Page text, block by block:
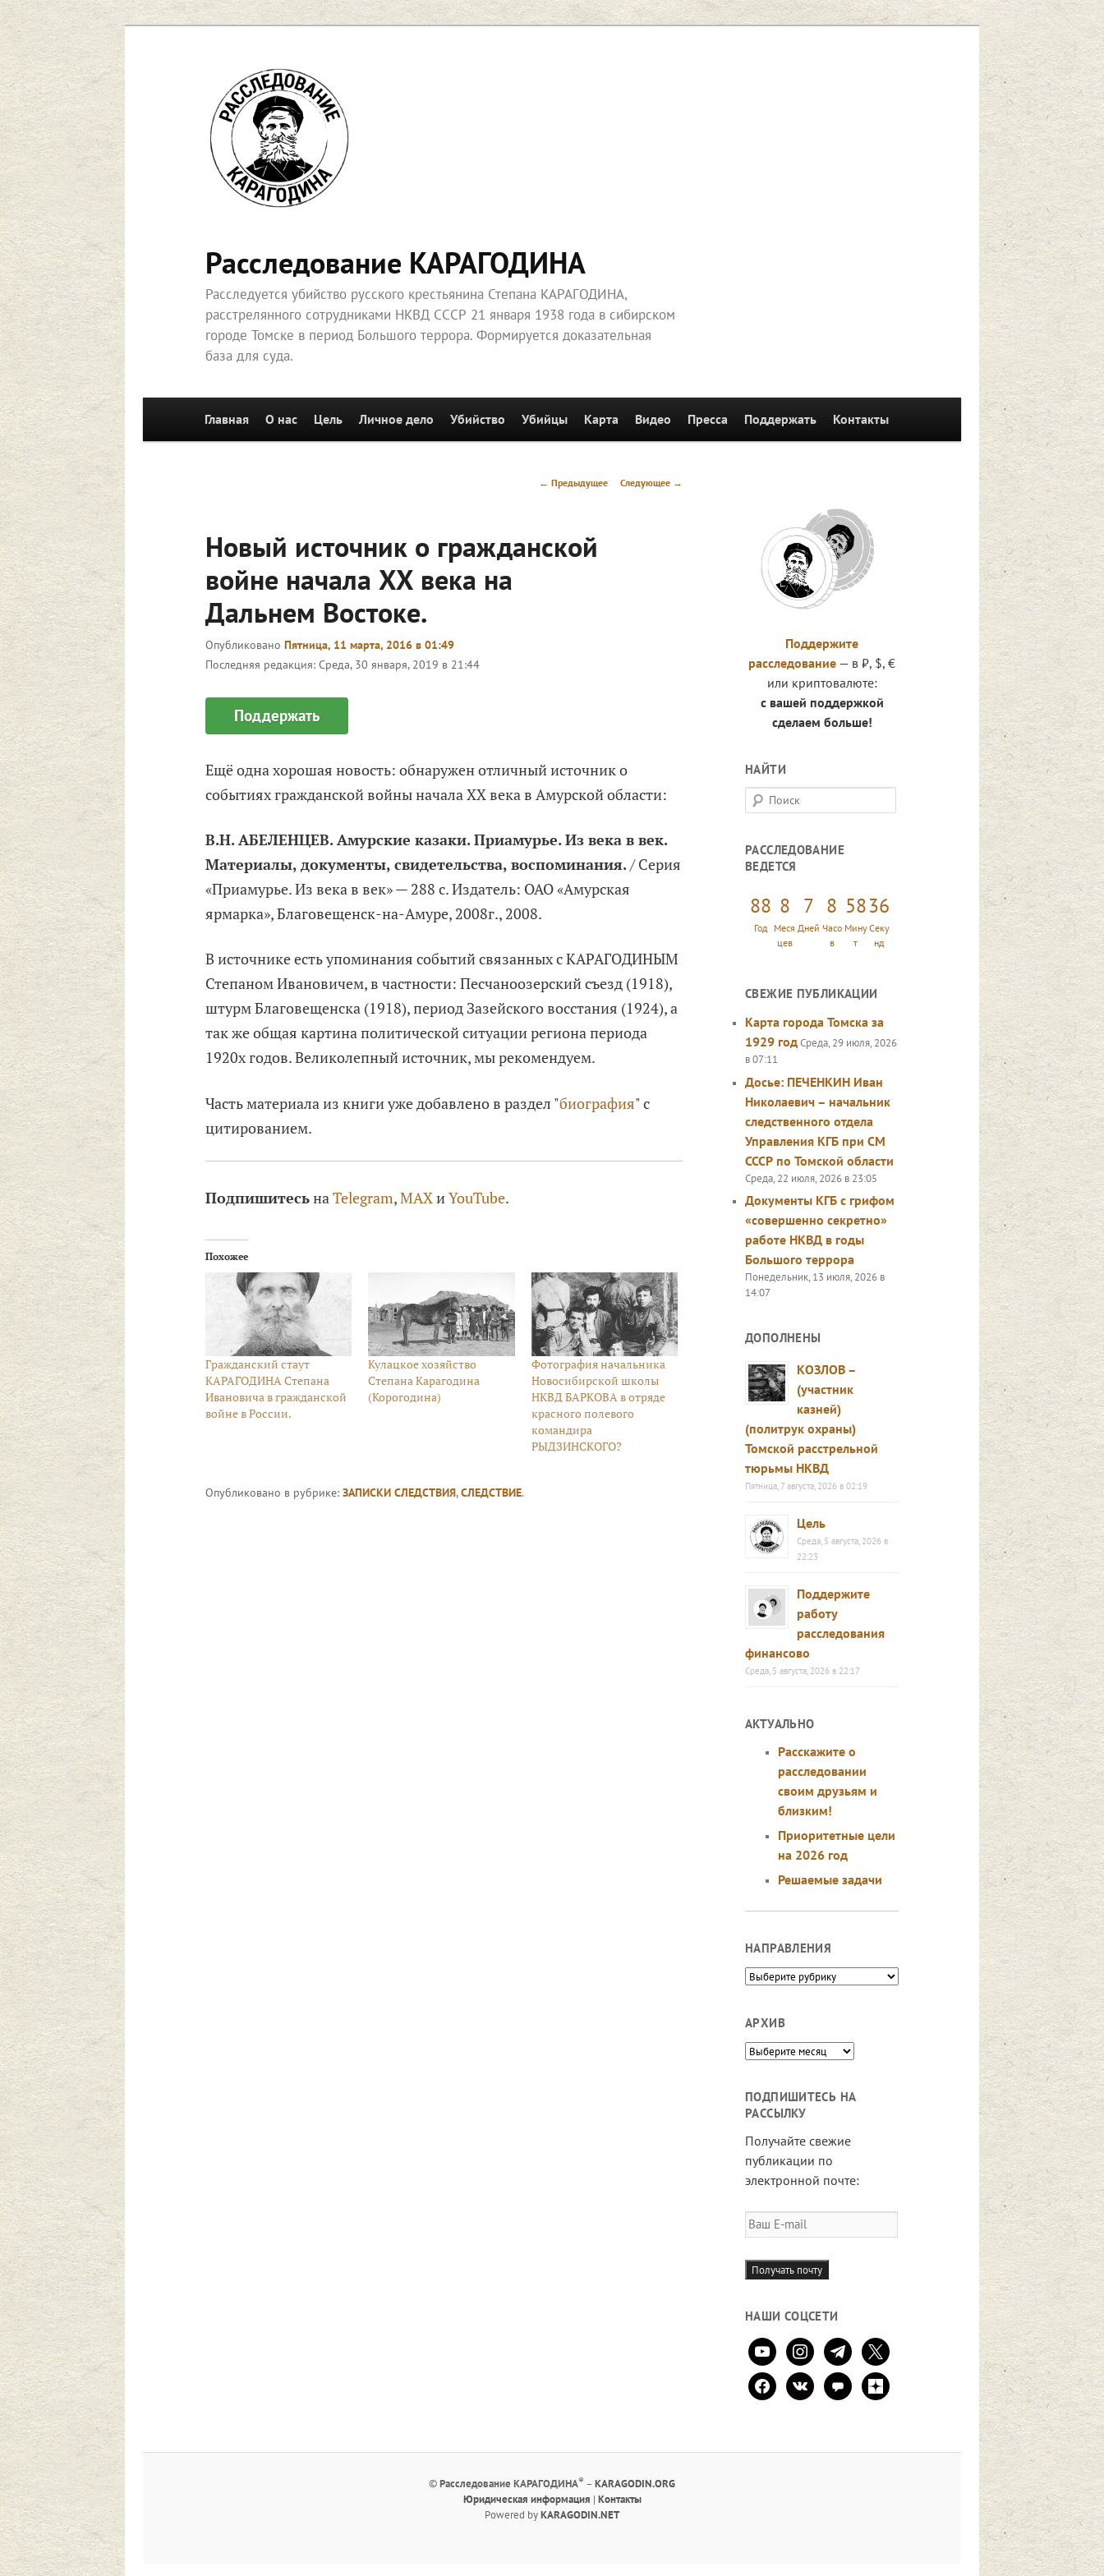
Перейти
к
основному
содержимому
Расследование КАРАГОДИНА
Расследуется убийство русского крестьянина Степана КАРАГОДИНА,
расстрелянного сотрудниками НКВД СССР 21 января 1938 года в сибирском
городе Томске в период Большого террора. Формируется доказательная
база для суда.
Перейти к основному содержимому
Главная О нас Цель Личное дело Убийство Убийцы Карта Видео Пресса Поддержать Контакты
Навигация
← Предыдущее Следующее →
Новый источник о гражданской
войне начала XX века на
Дальнем Востоке.
Опубликовано Пятница, 11 марта, 2016 в 01:49
Последняя редакция: Среда, 30 января, 2019 в 21:44
Поддержать
Ещё одна хорошая новость: обнаружен отличный источник о
событиях гражданской войны начала XX века в Амурской области:
В.Н. АБЕЛЕНЦЕВ. Амурские казаки. Приамурье. Из века в век.
Материалы, документы, свидетельства, воспоминания./ Серия
«Приамурье. Из века в век» — 288 с. Издатель: ОАО «Амурская
ярмарка», Благовещенск-на-Амуре, 2008г., 2008.
В источнике есть упоминания событий связанных с КАРАГОДИНЫМ
Степаном Ивановичем, в частности: Песчаноозерский съезд (1918),
штурм Благовещенска (1918), период Зазейского восстания (1924), а
так же общая картина политической ситуации региона периода
1920х годов. Великолепный источник, мы рекомендуем.
Часть материала из книги уже добавлено в раздел "биография" с
цитированием.
ПодпишитесьнаTelegram,MAXиYouTube.
Похожее
Гражданский стаут
КАРАГОДИНА Степана
Ивановича в гражданской
войне в России.
Кулацкое хозяйство
Степана Карагодина
(Корогодина)
Фотография начальника
Новосибирской школы
НКВД БАРКОВА в отряде
красного полевого
командира
РЫДЗИНСКОГО?
Опубликовано в рубрике: ЗАПИСКИ СЛЕДСТВИЯ,СЛЕДСТВИЕ.
Поддержите
расследование — в ₽, $, €
или криптовалюте:
с вашей поддержкой
сделаем больше!
НАЙТИ
П
о
с
к
РАССЛЕДОВАНИЕ
ВЕДЕТСЯ
88
Год
8
Меся
цев
7
Дней
8
Часо
в
58
Мину
т
37
Секу
нд
СВЕЖИЕ ПУБЛИКАЦИИ
Карта города Томска за
1929 годСреда, 29 июля, 2026
в 07:11
Досье: ПЕЧЕНКИН Иван
Николаевич – начальник
следственного отдела
Управления КГБ при СМ
СССР по Томской области
Среда, 22 июля, 2026 в 23:05
Документы КГБ с грифом
«совершенно секретно»
работе НКВД в годы
Большого террора
Понедельник, 13 июля, 2026 в
14:07
ДОПОЛНЕНЫ
КОЗЛОВ –
(участник
казней)
(политрук охраны)
Томской расстрельной
тюрьмы НКВД
Пятница, 7 августа, 2026 в 02:19
Цель
Среда, 5 августа, 2026 в
22:23
Поддержите
работу
расследования
финансово
Среда, 5 августа, 2026 в 22:17
АКТУАЛЬНО
Расскажите о
расследовании
своим друзьям и
близким!
Приоритетные цели
на 2026 год
Решаемые задачи
НАПРАВЛЕНИЯ
Направления
АРХИВ
Архив
ПОДПИШИТЕСЬ НА
РАССЫЛКУ
Получайте свежие
публикации по
электронной почте:
Ваш
E-
mail
Получать почту
НАШИ СОЦСЕТИ
youtubeinstagramtelegram
x
facebookvkontaktecomment
zen-
yandex
©Расследование КАРАГОДИНА® – KARAGODIN.ORG
Юридическая информация | Контакты
Powered byKARAGODIN.NET